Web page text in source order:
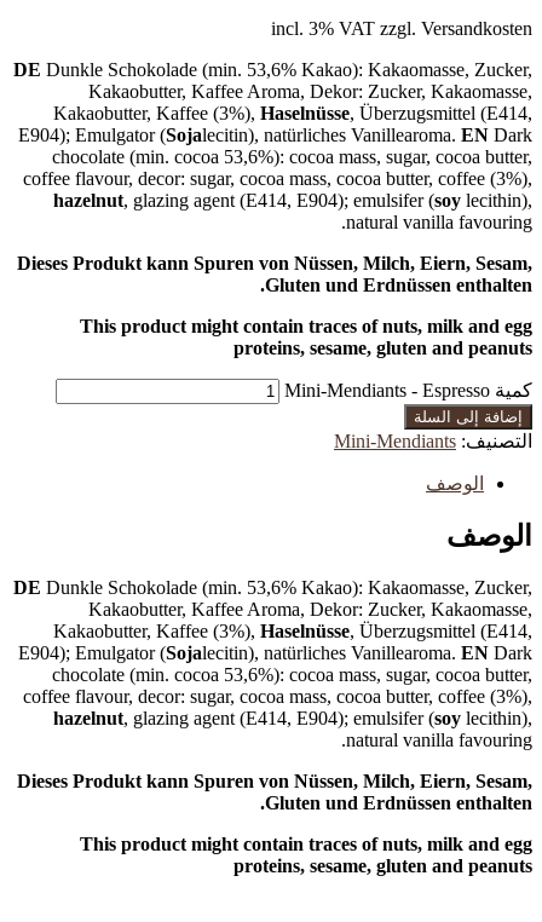
incl. 3% VAT zzgl. Versandkosten
DE Dunkle Schokolade (min. 53,6% Kakao): Kakaomasse, Zucker,
Kakaobutter, Kaffee Aroma, Dekor: Zucker, Kakaomasse,
Kakaobutter, Kaffee (3%), Haselnüsse, Überzugsmittel (E414,
E904); Emulgator (Sojalecitin), natürliches Vanillearoma. EN Dark
chocolate (min. cocoa 53,6%): cocoa mass, sugar, cocoa butter,
coffee flavour, decor: sugar, cocoa mass, cocoa butter, coffee (3%),
hazelnut, glazing agent (E414, E904); emulsifer (soy lecithin),
natural vanilla favouring.
Dieses Produkt kann Spuren von Nüssen, Milch, Eiern, Sesam,
Gluten und Erdnüssen enthalten.
This product might contain traces of nuts, milk and egg
proteins, sesame, gluten and peanuts
كمية Mini-Mendiants - Espresso
إضافة إلى السلة
التصنيف: Mini-Mendiants
الوصف
الوصف
DE Dunkle Schokolade (min. 53,6% Kakao): Kakaomasse, Zucker,
Kakaobutter, Kaffee Aroma, Dekor: Zucker, Kakaomasse,
Kakaobutter, Kaffee (3%), Haselnüsse, Überzugsmittel (E414,
E904); Emulgator (Sojalecitin), natürliches Vanillearoma. EN Dark
chocolate (min. cocoa 53,6%): cocoa mass, sugar, cocoa butter,
coffee flavour, decor: sugar, cocoa mass, cocoa butter, coffee (3%),
hazelnut, glazing agent (E414, E904); emulsifer (soy lecithin),
natural vanilla favouring.
Dieses Produkt kann Spuren von Nüssen, Milch, Eiern, Sesam,
Gluten und Erdnüssen enthalten.
This product might contain traces of nuts, milk and egg
proteins, sesame, gluten and peanuts